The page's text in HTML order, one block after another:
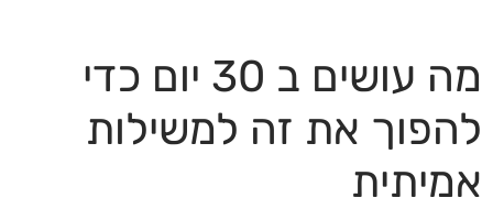
מה עושים ב 30 יום כדי
להפוך את זה למשילות
אמיתית